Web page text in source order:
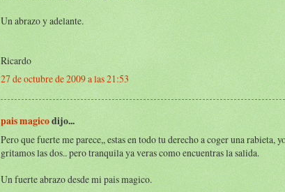
Un abrazo y adelante.
Ricardo
27 de octubre de 2009 a las 21:53
pais magicodijo...
Pero que fuerte me parece,, estas en todo tu derecho a coger una rabieta,
gritamos las dos.. pero tranquila ya veras como encuentras la salida.
Un fuerte abrazo desde mi pais magico.